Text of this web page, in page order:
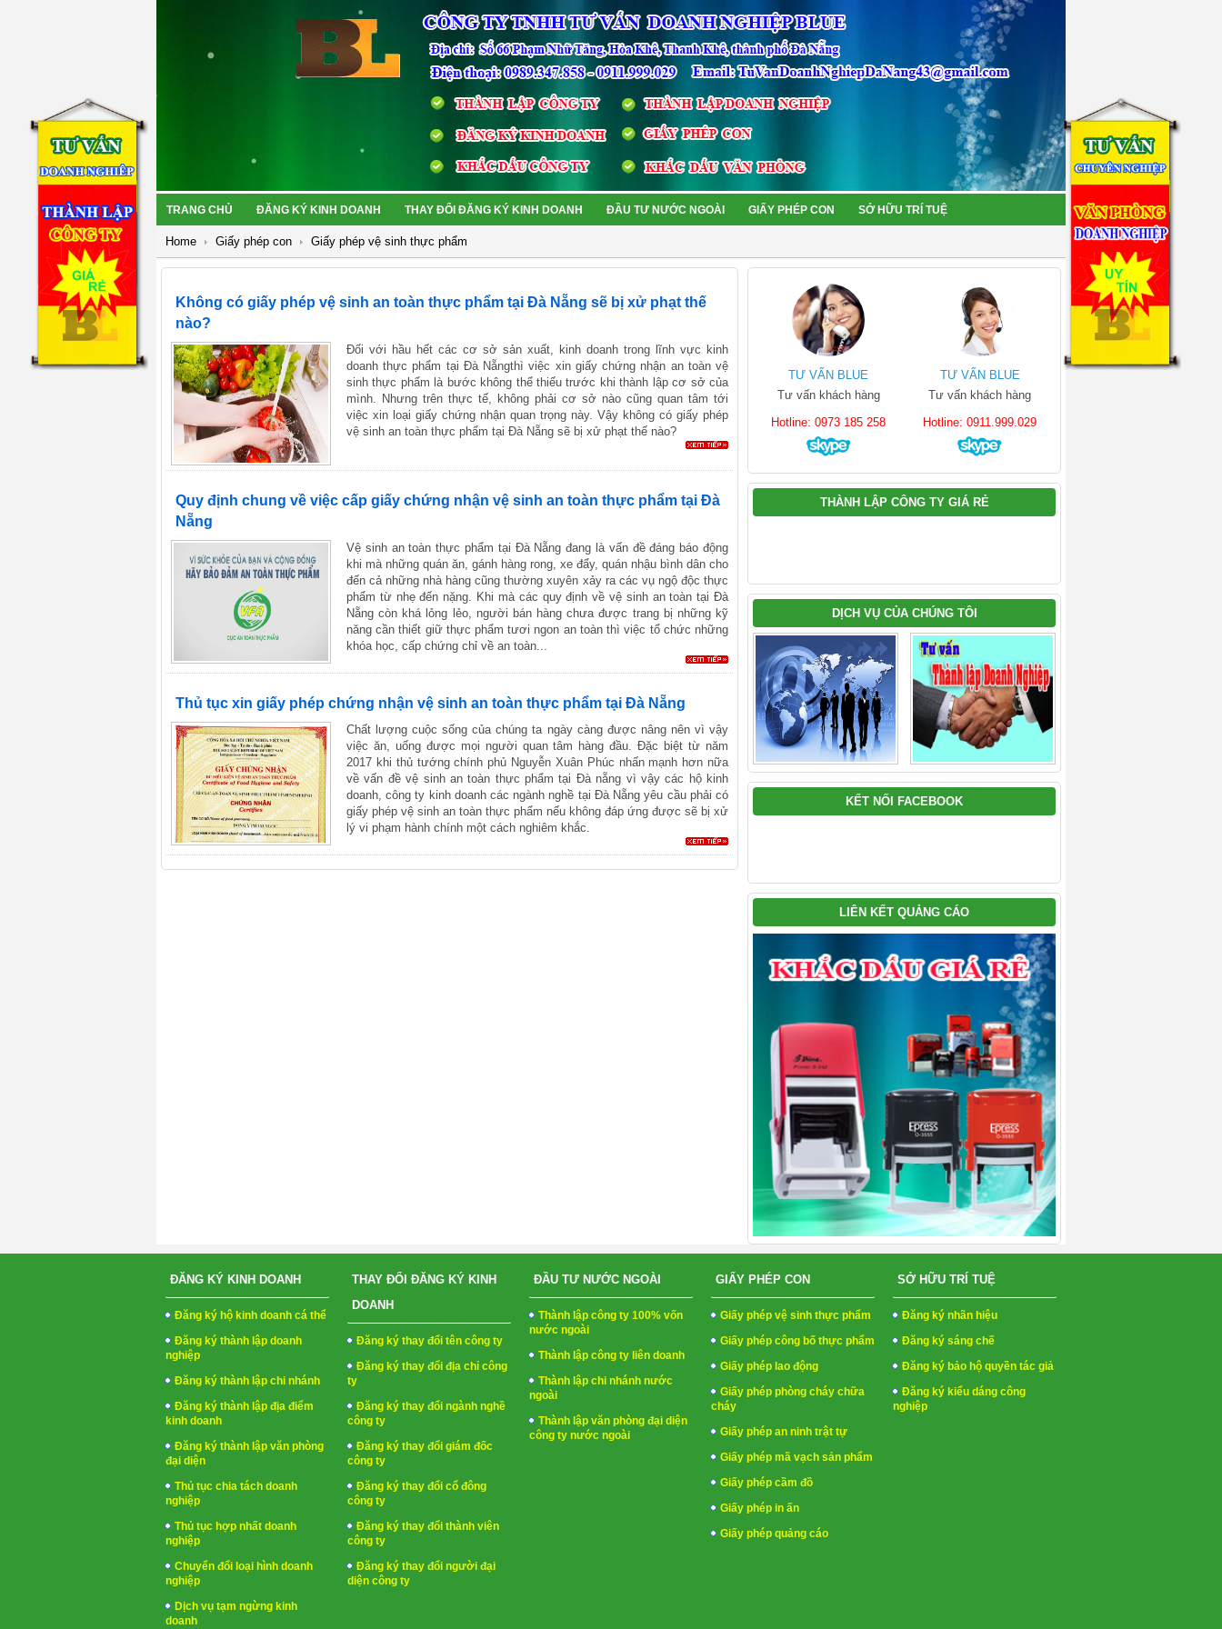
TRANG CHỦ ĐĂNG KÝ KINH DOANH THAY ĐỔI ĐĂNG KÝ KINH DOANH ĐẦU TƯ NƯỚC NGOÀI GIẤY PHÉP CON SỞ HỮU TRÍ TUỆ
Home Giấy phép con Giấy phép vệ sinh thực phẩm
Không có giấy phép vệ sinh an toàn thực phẩm tại Đà Nẵng sẽ bị xử phạt thế
nào?
Đối với hầu hết các cơ sở sản xuất, kinh doanh trong lĩnh vực kinh
doanh thực phẩm tại Đà Nẵngthì việc xin giấy chứng nhận an toàn vệ
sinh thực phẩm là bước không thể thiếu trước khi thành lập cơ sở của
mình. Nhưng trên thực tế, không phải cơ sở nào cũng quan tâm tới
việc xin loại giấy chứng nhận quan trọng này. Vậy không có giấy phép
vệ sinh an toàn thực phẩm tại Đà Nẵng sẽ bị xử phạt thế nào?
Quy định chung về việc cấp giấy chứng nhận vệ sinh an toàn thực phẩm tại Đà
Nẵng
Vệ sinh an toàn thực phẩm tại Đà Nẵng đang là vấn đề đáng báo động
khi mà những quán ăn, gánh hàng rong, xe đẩy, quán nhậu bình dân cho
đến cả những nhà hàng cũng thường xuyên xảy ra các vụ ngộ độc thực
phẩm từ nhẹ đến nặng. Khi mà các quy định về vệ sinh an toàn tại Đà
Nẵng còn khá lỏng lẻo, người bán hàng chưa được trang bị những kỹ
năng cần thiết giữ thực phẩm tươi ngon an toàn thì việc tổ chức những
khóa học, cấp chứng chỉ về an toàn...
Thủ tục xin giấy phép chứng nhận vệ sinh an toàn thực phẩm tại Đà Nẵng
Chất lượng cuộc sống của chúng ta ngày càng được nâng nên vì vậy
việc ăn, uống được mọi người quan tâm hàng đầu. Đặc biệt từ năm
2017 khi thủ tướng chính phủ Nguyễn Xuân Phúc nhấn mạnh hơn nữa
về vấn đề vệ sinh an toàn thực phẩm tại Đà nẵng vì vậy các hộ kinh
doanh, công ty kinh doanh các ngành nghề tại Đà Nẵng yêu cầu phải có
giấy phép vệ sinh an toàn thực phẩm nếu không đáp ứng được sẽ bị xử
lý vi phạm hành chính một cách nghiêm khắc.
TƯ VẤN BLUE
Tư vấn khách hàng
Hotline: 0973 185 258
TƯ VẤN BLUE
Tư vấn khách hàng
Hotline: 0911.999.029
THÀNH LẬP CÔNG TY GIÁ RẺ
DỊCH VỤ CỦA CHÚNG TÔI
KẾT NỐI FACEBOOK
LIÊN KẾT QUẢNG CÁO
ĐĂNG KÝ KINH DOANH
Đăng ký hộ kinh doanh cá thể
Đăng ký thành lập doanh
nghiệp
Đăng ký thành lập chi nhánh
Đăng ký thành lập địa điểm
kinh doanh
Đăng ký thành lập văn phòng
đại diện
Thủ tục chia tách doanh
nghiệp
Thủ tục hợp nhất doanh
nghiệp
Chuyển đổi loại hình doanh
nghiệp
Dịch vụ tạm ngừng kinh
doanh
THAY ĐỔI ĐĂNG KÝ KINH
DOANH
Đăng ký thay đổi tên công ty
Đăng ký thay đổi địa chỉ công
ty
Đăng ký thay đổi ngành nghề
công ty
Đăng ký thay đổi giám đốc
công ty
Đăng ký thay đổi cổ đông
công ty
Đăng ký thay đổi thành viên
công ty
Đăng ký thay đổi người đại
diện công ty
ĐẦU TƯ NƯỚC NGOÀI
Thành lập công ty 100% vốn
nước ngoài
Thành lập công ty liên doanh
Thành lập chi nhánh nước
ngoài
Thành lập văn phòng đại diện
công ty nước ngoài
GIẤY PHÉP CON
Giấy phép vệ sinh thực phẩm
Giấy phép công bố thực phẩm
Giấy phép lao động
Giấy phép phòng cháy chữa
cháy
Giấy phép an ninh trật tự
Giấy phép mã vạch sản phẩm
Giấy phép cầm đồ
Giấy phép in ấn
Giấy phép quảng cáo
SỞ HỮU TRÍ TUỆ
Đăng ký nhãn hiệu
Đăng ký sáng chế
Đăng ký bảo hộ quyền tác giả
Đăng ký kiểu dáng công
nghiệp